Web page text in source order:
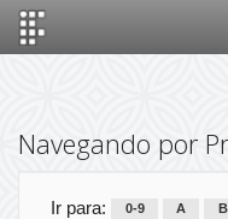
Navegando por
Ir para: 0-9 A B